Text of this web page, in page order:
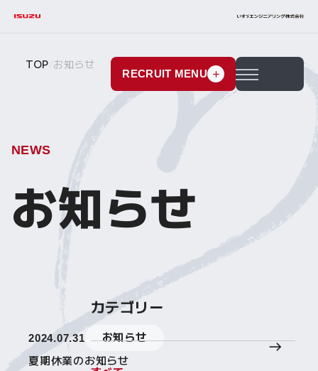
RECRUIT MENU
メニューを開閉
TOP お知らせ
NEWS
お知らせ
2024.07.31
お知らせ
夏期休業のお知らせ
カテゴリー